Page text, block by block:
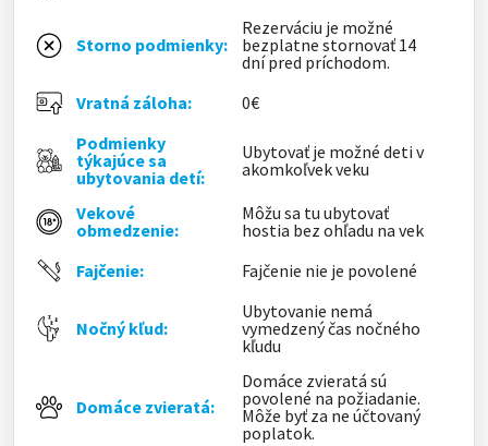
Storno podmienky:
Rezerváciu je možné
bezplatne stornovať 14
dní pred príchodom.
Vratná záloha:
0€
Podmienky
týkajúce sa
ubytovania detí:
Ubytovať je možné deti v
akomkoľvek veku
Vekové
obmedzenie:
Môžu sa tu ubytovať
hostia bez ohľadu na vek
Fajčenie:
Fajčenie nie je povolené
Nočný kľud:
Ubytovanie nemá
vymedzený čas nočného
kľudu
Domáce zvieratá:
Domáce zvieratá sú
povolené na požiadanie.
Môže byť za ne účtovaný
poplatok.